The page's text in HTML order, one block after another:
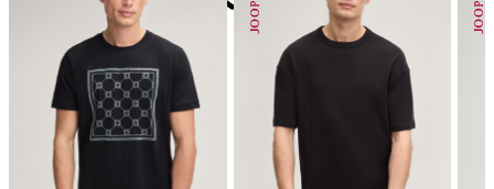
nicht reinigen